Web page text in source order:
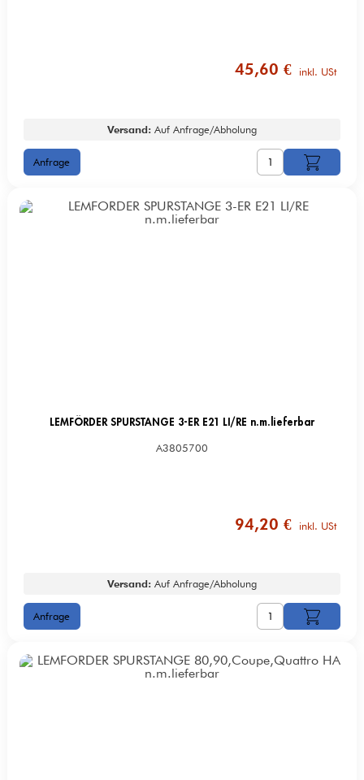
45,60 € inkl. USt
Versand: Auf Anfrage/Abholung
LEMFÖRDER SPURSTANGE 3-ER E21 LI/RE n.m.lieferbar
A3805700
94,20 € inkl. USt
Versand: Auf Anfrage/Abholung